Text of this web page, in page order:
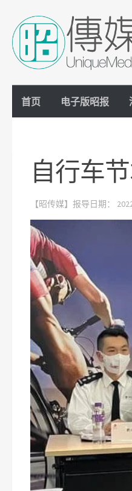
Skip to content
首页 电子版昭报
自行车
【昭传媒】报导日期：